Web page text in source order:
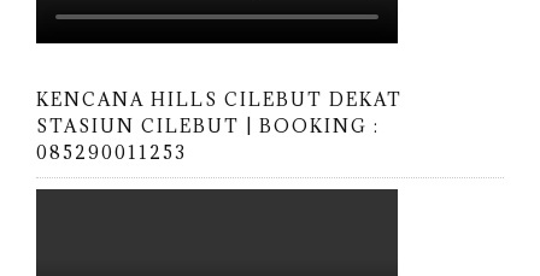
KENCANA HILLS CILEBUT DEKAT
STASIUN CILEBUT | BOOKING :
085290011253